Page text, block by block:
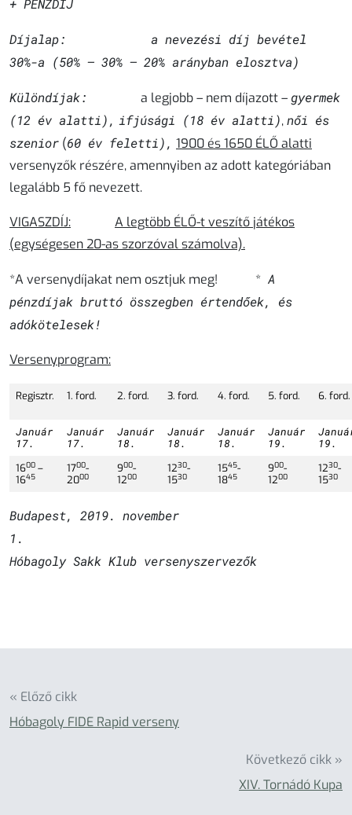
Díjalap: a nevezési díj bevétel
30%-a (50% – 30% – 20% arányban elosztva)
Különdíjak: a legjobb – nem díjazott – gyermek
(12 év alatti), ifjúsági (18 év alatti),női és
szenior (60 év feletti), 1900 és 1650 ÉLŐ alatti
versenyzők részére, amennyiben az adott kategóriában
legalább 5 fő nevezett.
VIGASZDÍJ:
A legtöbb ÉLŐ-t veszítő játékos
(egységesen 20-as szorzóval számolva).
*A versenydíjakat nem osztjuk meg! * A
pénzdíjak bruttó összegben értendőek, és
adókötelesek!
Versenyprogram:
Regisztr. 1. ford. 2. ford. 3. ford. 4. ford. 5. ford. 6. ford.
Január
17.
Január
17.
Január
18.
Január
18.
Január
18.
Január
19.
19.
1600 –
1645
1700-
2000
900-
1200
1230-
1530
1545-
1845
900-
1200
1230-
1530
Budapest, 2019. november
Hóbagoly Sakk Klub versenyszervezők
« Előző cikk
Hóbagoly FIDE Rapid verseny
Következő cikk »
XIV. Tornádó Kupa